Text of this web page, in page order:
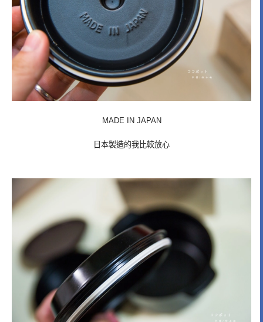
MADE IN JAPAN
日本製造的我比較放心